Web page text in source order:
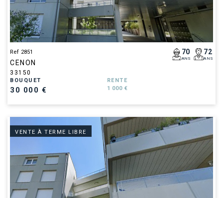
Ref 2851
CENON
33150
70
ANS
72
ANS
BOUQUET
30 000 €
RENTE
1 000 €
VENTE À TERME LIBRE